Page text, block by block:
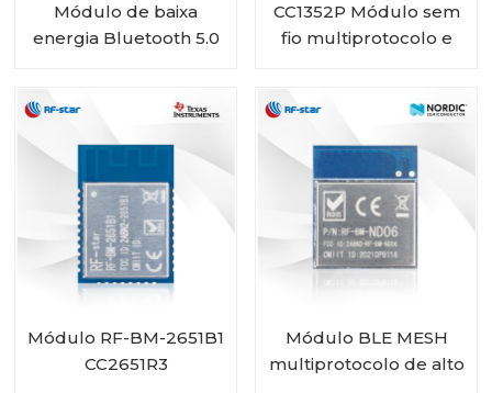
Módulo de baixa
energia Bluetooth 5.0
CC1352P Módulo sem
fio multiprotocolo e
Módulo RF-BM-2651B1
CC2651R3
Módulo BLE MESH
multiprotocolo de alto